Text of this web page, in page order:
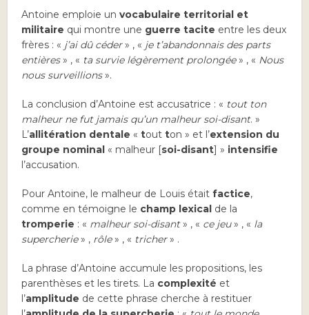
Antoine emploie unvocabulaire territorial et
militaire qui montre une guerre tacite entre les deux
frères : « j’ai dû céder» , « je t’abandonnais des parts
entières» , « ta survie légèrement prolongée» , « Nous
nous surveillions».
La conclusion d’Antoine est accusatrice : « tout ton
malheur ne fut jamais qu’un malheur soi-disant. »
L’allitération dentale «toutton » et l’extension du
groupe nominal « malheur [soi-disant] » intensifie
l’accusation.
Pour Antoine, le malheur de Louis étaitfactice,
comme en témoigne le champ lexical de la
tromperie : « malheur soi-disant» , « ce jeu» , « la
supercherie» , rôle» , « tricher» .
La phrase d’Antoine accumule les propositions, les
parenthèses et les tirets. La complexité et
l’amplitude de cette phrase cherche à restituer